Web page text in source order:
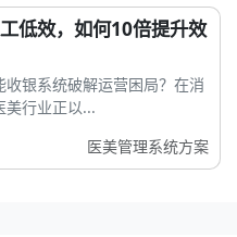
低效，如何10倍提升效
银系统破解运营困局？在消
美行业正以...
医美管理系统方案